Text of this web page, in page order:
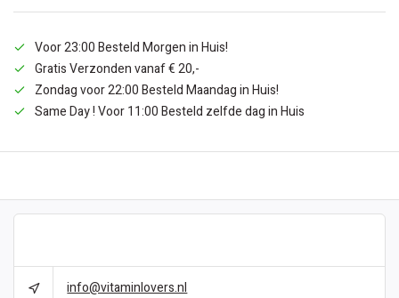
Voor 23:00 Besteld Morgen in Huis!
Gratis Verzonden vanaf € 20,-
Zondag voor 22:00 Besteld Maandag in Huis!
Same Day ! Voor 11:00 Besteld zelfde dag in Huis
info@vitaminlovers.nl